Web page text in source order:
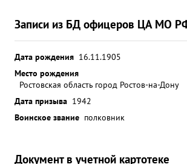
Записи из БД офицеров ЦА МО
Дата рождения 16.11.1905
Место рождения
Ростовская область город Ростов-на-Дону
Дата призыва 1942
Воинское звание полковник
Документ в учетной картотеке